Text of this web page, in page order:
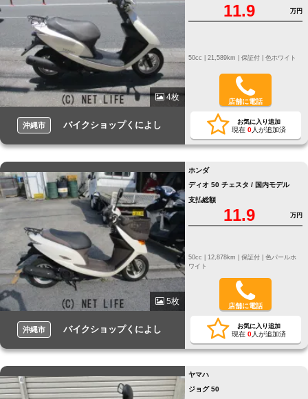
4枚
沖縄市 バイクショップくによし
11.9 万円
50cc | 21,589km | 保証付 | 色ホワイト
店舗に電話
お気に入り追加
現在 0人が追加済
5枚
沖縄市 バイクショップくによし
ホンダ
ディオ 50 チェスタ / 国内モデル
支払総額
11.9 万円
保証付 | 色パールホ
ワイト
店舗に電話
お気に入り追加
現在 0人が追加済
ヤマハ
ジョグ 50